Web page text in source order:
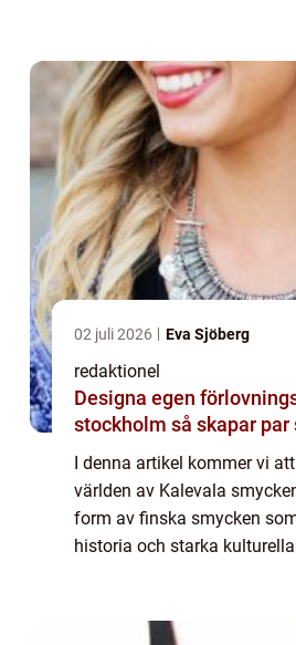
02 juli 2026 Eva Sjöberg
redaktionel
Designa egen
stockholm så
I denna artikel kommer vi
världen av Kalevala
form av finska smycken
historia och starka